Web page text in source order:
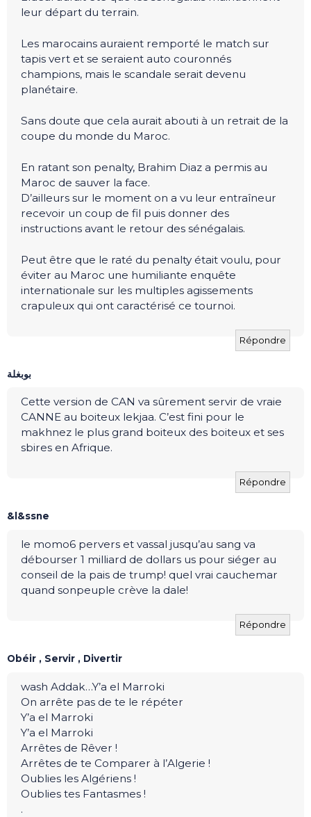
leur départ du terrain.
Les marocains auraient remporté le match sur
tapis vert et se seraient auto couronnés
champions, mais le scandale serait devenu
planétaire.
Sans doute que cela aurait abouti à un retrait de la
coupe du monde du Maroc.
En ratant son penalty, Brahim Diaz a permis au
Maroc de sauver la face.
D’ailleurs sur le moment on a vu leur entraîneur
recevoir un coup de fil puis donner des
instructions avant le retour des sénégalais.
Peut être que le raté du penalty était voulu, pour
éviter au Maroc une humiliante enquête
internationale sur les multiples agissements
crapuleux qui ont caractérisé ce tournoi.
Répondre
بوبغلة
Cette version de CAN va sûrement servir de vraie
CANNE au boiteux lekjaa. C’est fini pour le
makhnez le plus grand boiteux des boiteux et ses
sbires en Afrique.
Répondre
&l&ssne
le momo6 pervers et vassal jusqu’au sang va
débourser 1 milliard de dollars us pour siéger au
conseil de la pais de trump! quel vrai cauchemar
quand sonpeuple crève la dale!
Répondre
Obéir , Servir , Divertir
wash Addak…Y’a el Marroki
On arrête pas de te le répéter
Y’a el Marroki
Y’a el Marroki
Arrêtes de Rêver !
Arrêtes de te Comparer à l’Algerie !
Oublies les Algériens !
Oublies tes Fantasmes !
.